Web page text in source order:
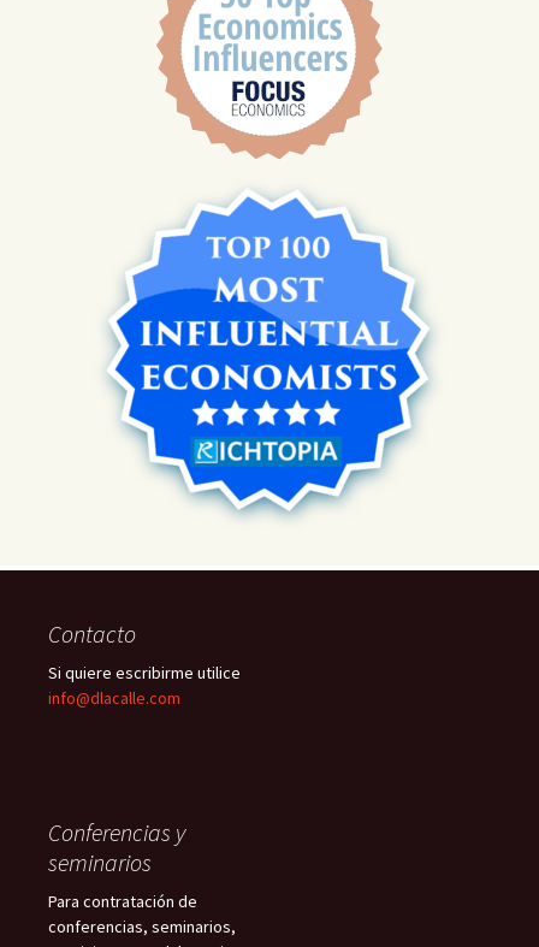
Contacto
Si quiere escribirme utilice
info@dlacalle.com
Conferencias y
seminarios
Para contratación de
conferencias, seminarios,